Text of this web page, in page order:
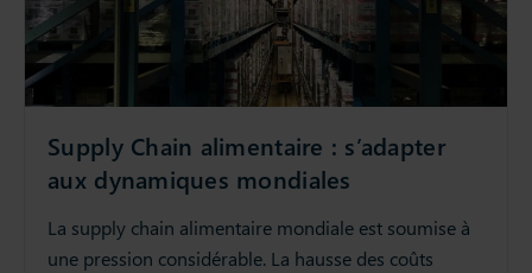
Supply Chain alimentaire : s’adapter
aux dynamiques mondiales
La supply chain alimentaire mondiale est soumise à
une pression considérable. La hausse des coûts